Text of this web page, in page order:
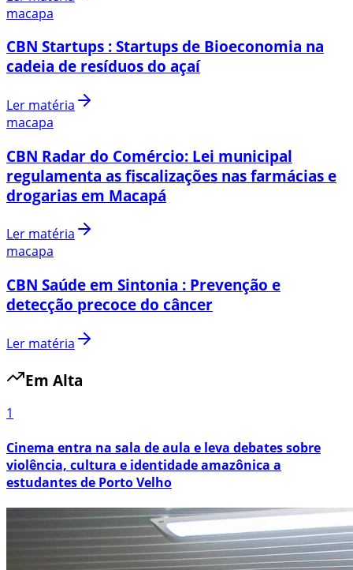
macapa
CBN Startups : Startups de Bioeconomia na
cadeia de resíduos do açaí
Ler matéria
macapa
CBN Radar do Comércio: Lei municipal
regulamenta as fiscalizações nas farmácias e
drogarias em Macapá
Ler matéria
macapa
CBN Saúde em Sintonia : Prevenção e
detecção precoce do câncer
Ler matéria
Em Alta
1
Cinema entra na sala de aula e leva debates sobre
violência, cultura e identidade amazônica a
estudantes de Porto Velho